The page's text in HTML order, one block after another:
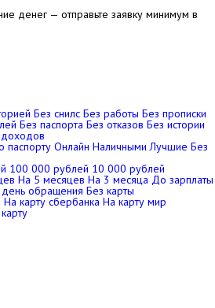
денег — отправьте заявку минимум в
Без снилс Без работы Без прописки
Без паспорта Без отказов Без истории
паспорту Онлайн Наличными Лучшие Без
100 000 рублей 10 000 рублей
На 5 месяцев На 3 месяца До зарплаты
обращения Без карты
На карту сбербанка На карту мир